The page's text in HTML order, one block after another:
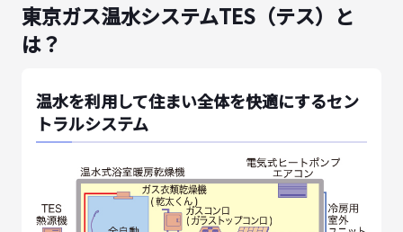
東京ガス温水システムTES（テス）と
は？
温水を利用して住まい全体を快適にするセン
トラルシステム